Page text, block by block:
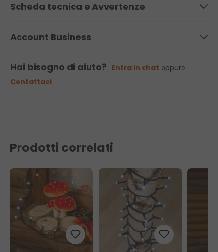
Scheda tecnica e Avvertenze
Account Business
Hai bisogno di aiuto? Entra in chat oppure
Contattaci
Prodotti correlati